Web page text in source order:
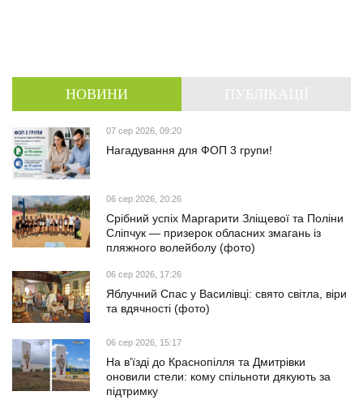
НОВИНИ
07 сер 2026, 09:20
Нагадування для ФОП 3 групи!
06 сер 2026, 20:26
Срібний успіх Маргарити Зліщевої та Поліни
Сліпчук — призерок обласних змагань із
пляжного волейболу (фото)
06 сер 2026, 17:26
Яблучний Спас у Василівці: свято світла, віри
та вдячності (фото)
06 сер 2026, 15:17
На в’їзді до Краснопілля та Дмитрівки
оновили стели: кому спільноти дякують за
підтримку